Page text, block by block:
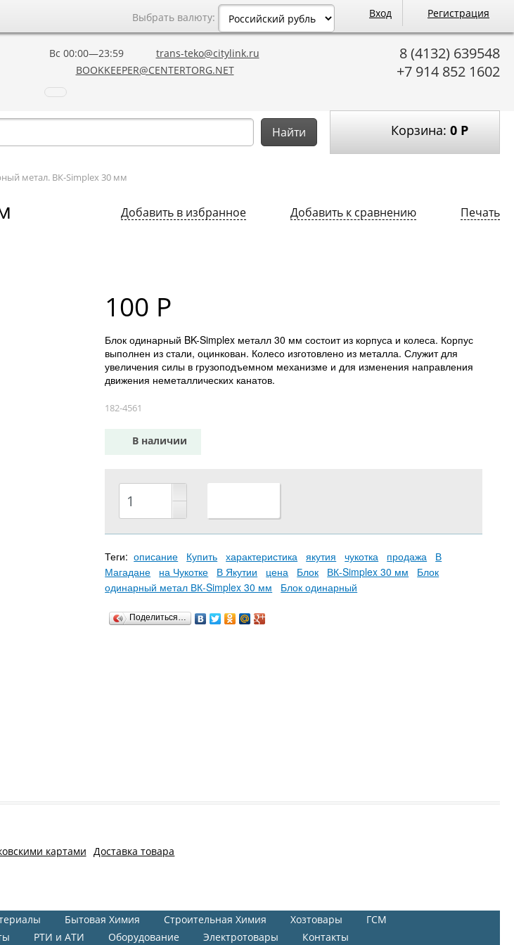
Вход Регистрация
Выбрать валюту:
8 (4132) 639548
+7 914 852 1602
Вс 00:00—23:59
trans-teko@citylink.ru
BOOKKEEPER@CENTERTORG.NET
Корзина: 0 Р
Найти
метал. ВК-Simplex 30 мм
Добавить в избранное Добавить к сравнению Печать
100 Р
​Блок одинарный BK-Simplex металл 30 мм состоит из корпуса и колеса. Корпус
выполнен из стали, оцинкован. Колесо изготовлено из металла. Служит для
увеличения силы в грузоподъемном механизме и для изменения направления
движения неметаллических канатов.
182-4561
В наличии
Теги: описание Купить характеристика якутия чукотка продажа
В
Магадане
на Чукотке В Якутии цена Блок ВК-Simplex 30 мм
Блок
одинарный метал ВК-Simplex 30 мм
Блок одинарный
Поделиться…
картами Доставка товара
Бытовая Химия Строительная Химия Хозтовары
ГСМ
РТИ и АТИ Оборудование Электротовары Контакты